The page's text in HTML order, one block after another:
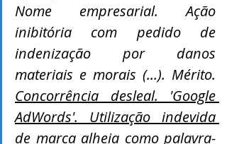
Nome empresarial. Ação
inibitória com pedido de
indenização por danos
Concorrência desleal. 'Google
AdWords'. Utilização indevida
de marca alheia como palavra-